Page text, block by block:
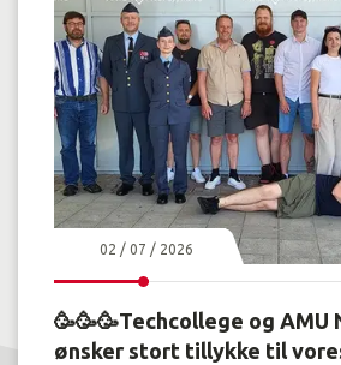
02 / 07 / 2026
🥳🥳🥳Techcollege og AMU
ønsker stort tillykke til